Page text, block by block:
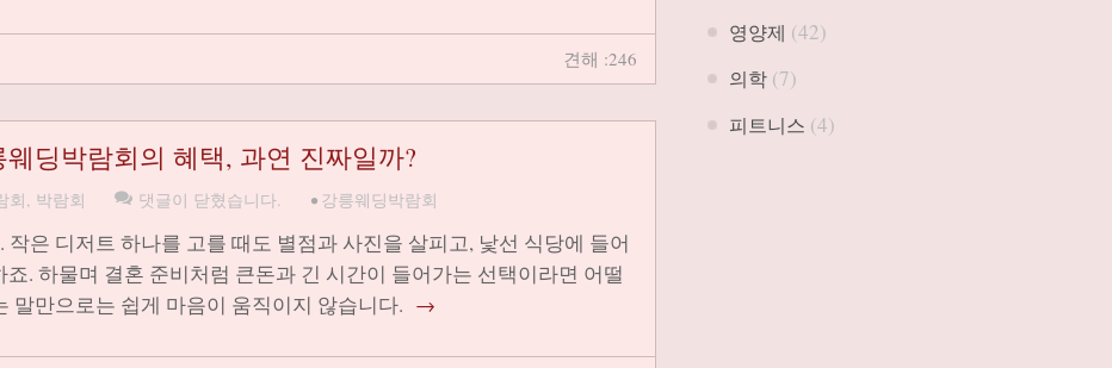
견해 :246
딩박람회의 혜택, 과연 진짜일까?
회, 박람회 댓글이 닫혔습니다. • 강릉웨딩박람회
은 디저트 하나를 고를 때도 별점과 사진을 살피고, 낯선 식당에 들어
. 하물며 결혼 준비처럼 큰돈과 긴 시간이 들어가는 선택이라면 어떨
말만으로는 쉽게 마음이 움직이지 않습니다. →
영양제 (42)
의학 (7)
피트니스 (4)